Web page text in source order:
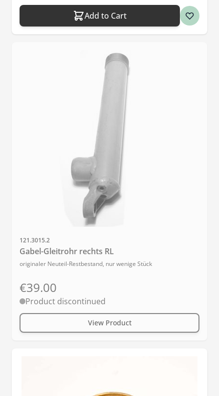
Add to Cart
Sku
121.3015.2
Gabel-Gleitrohr rechts RL
originaler Neuteil-Restbestand, nur wenige Stück
€39.00
Product discontinued
View Product